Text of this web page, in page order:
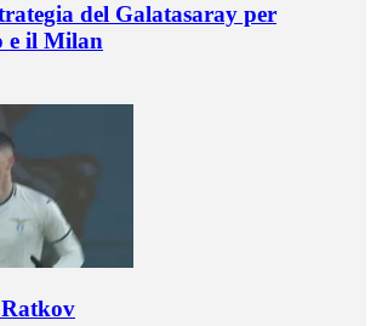
del Galatasaray per
e il Milan
Ratkov